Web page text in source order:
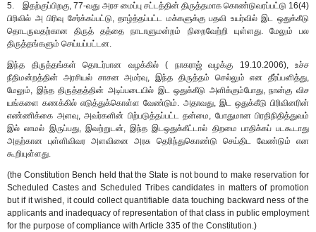
5. இதற்குப்பிறகு, 77-வது அரச மைப்பு சட்டத்தின் திருத்தமாக கொண்டுவரப்பட்டு 16(4)
பிரிவில் அ பிரிவு சேர்க்கப்பட்டு, தாழ்த்தப்பட்ட மக்களுக்கு பதவி உயர்வில் இட ஒதுக்கீடு
தொடருவதற்கான திருத் தத்தை நாடாளுமன்றம் நிறைவேற்றி யுள்ளது. மேலும் பல
திருத்தங்களும் செய்யப்பட்டன.
இந்த திருத்தங்கள் தொடர்பான வழக்கில் ( நாகராஜ் வழக்கு 19.10.2006), உச்ச
நீதிமன்றத்தின் அரசியல் சாசன அமர்வு, இந்த திருத்தம் செல்லும் என தீர்ப்பளித்து,
மேலும், இந்த திருத்தத்தின் அடிப்படையில் இட ஒதுக்கீடு அளிக்கும்போது, நான்கு விச
யங்களை கணக்கில் எடுத்துக்கொள்ள வேண்டும். அதாவது, இட ஒதுக்கீடு பிரிவினரின்
எண்ணிக்கை அளவு, அவர்களின் பிற்படுத்தப்பட்ட தன்மை, போதுமான பிரதிநிதித்துவம்
இல் லாமல் இருப்பது, இவற்றுடன், இந்த இடஒதுக்கீட்டால் திறமை பாதிக்கப் படகூடாது
அதற்கான புள்ளிவிவர அளவினை அரசு தெரிந்துகொண்டு செய்திட வேண்டும் என
கூறியுள்ளது.
(the Constitution Bench held that the State is not bound to make reservation for
Scheduled Castes and Scheduled Tribes candidates in matters of promotion
but if it wished, it could collect quantifiable data touching backward ness of the
applicants and inadequacy of representation of that class in public employment
for the purpose of compliance with Article 335 of the Constitution.)